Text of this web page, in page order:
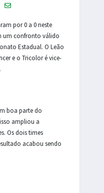
por 0 a 0 neste
um confronto válido
Estadual. O Leão
e o Tricolor é vice-
boa parte do
ampliou a
Os dois times
acabou sendo